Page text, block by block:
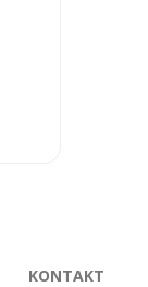
KONTAKT